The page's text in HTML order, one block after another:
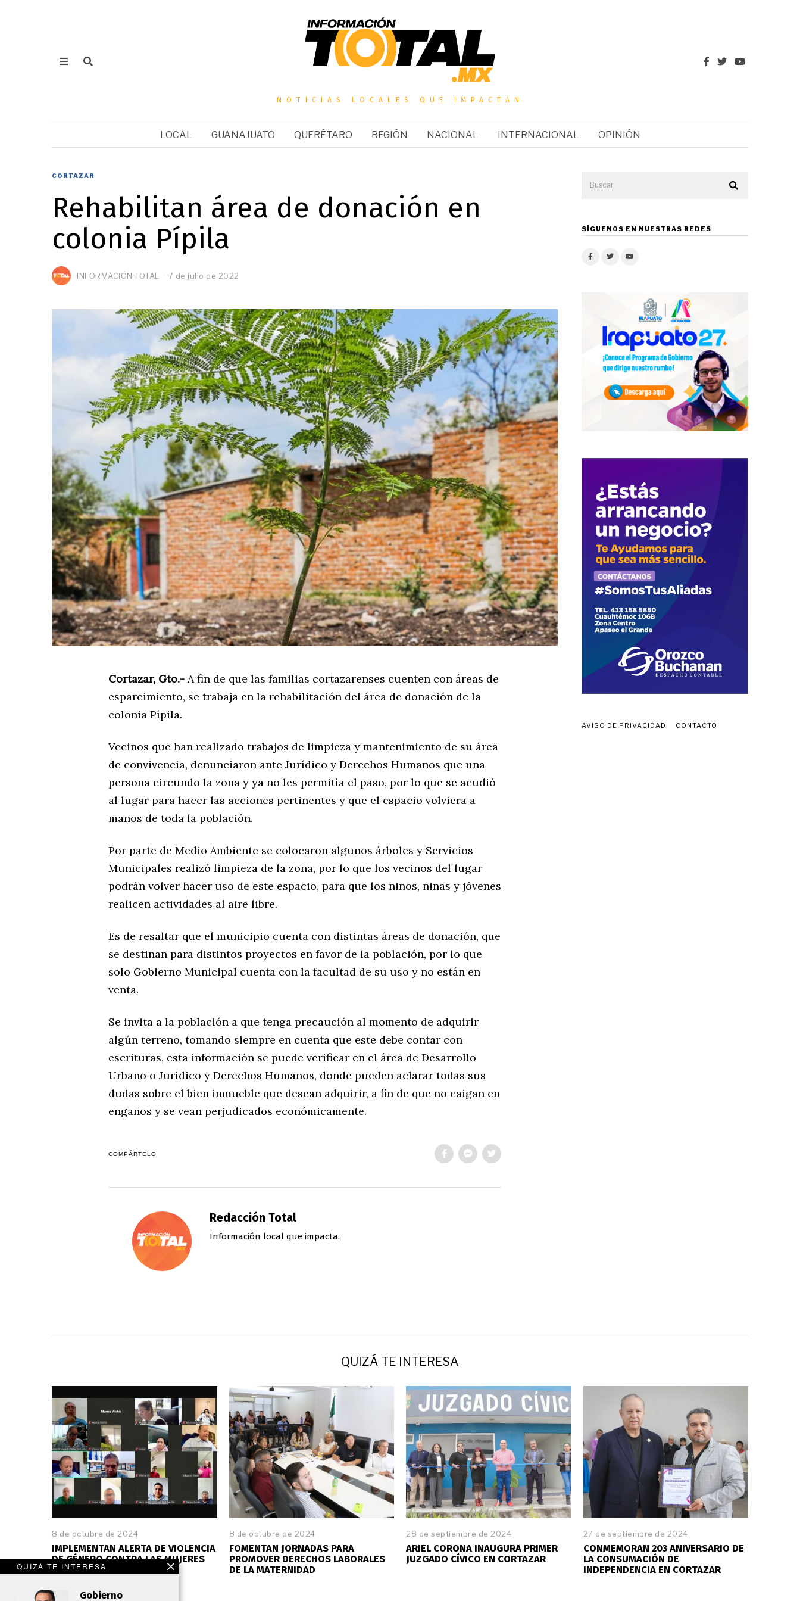
NOTICIAS LOCALES QUE IMPACTAN
LOCAL GUANAJUATO QUERÉTARO REGIÓN NACIONAL INTERNACIONAL OPINIÓN
CORTAZAR
Rehabilitan área de donación en
colonia Pípila
INFORMACIÓN TOTAL 7 de julio de 2022
Cortazar, Gto.- A fin de que las familias cortazarenses cuenten con áreas de
esparcimiento, se trabaja en la rehabilitación del área de donación de la
colonia Pípila.
Vecinos que han realizado trabajos de limpieza y mantenimiento de su área
de convivencia, denunciaron ante Jurídico y Derechos Humanos que una
persona circundo la zona y ya no les permitía el paso, por lo que se acudió
al lugar para hacer las acciones pertinentes y que el espacio volviera a
manos de toda la población.
Por parte de Medio Ambiente se colocaron algunos árboles y Servicios
Municipales realizó limpieza de la zona, por lo que los vecinos del lugar
podrán volver hacer uso de este espacio, para que los niños, niñas y jóvenes
realicen actividades al aire libre.
Es de resaltar que el municipio cuenta con distintas áreas de donación, que
se destinan para distintos proyectos en favor de la población, por lo que
solo Gobierno Municipal cuenta con la facultad de su uso y no están en
venta.
Se invita a la población a que tenga precaución al momento de adquirir
algún terreno, tomando siempre en cuenta que este debe contar con
escrituras, esta información se puede verificar en el área de Desarrollo
Urbano o Jurídico y Derechos Humanos, donde pueden aclarar todas sus
dudas sobre el bien inmueble que desean adquirir, a fin de que no caigan en
engaños y se vean perjudicados económicamente.
COMPÁRTELO
Redacción Total
Información local que impacta.
SÍGUENOS EN NUESTRAS REDES
AVISO DE PRIVACIDAD CONTACTO
QUIZÁ TE INTERESA
Gobierno
QUIZÁ TE INTERESA
8 de octubre de 2024
IMPLEMENTAN ALERTA DE VIOLENCIA
DE GÉNERO CONTRA LAS MUJERES
EN CORTAZAR
8 de octubre de 2024
FOMENTAN JORNADAS PARA
PROMOVER DERECHOS LABORALES
DE LA MATERNIDAD
28 de septiembre de 2024
ARIEL CORONA INAUGURA PRIMER
JUZGADO CÍVICO EN CORTAZAR
27 de septiembre de 2024
CONMEMORAN 203 ANIVERSARIO DE
LA CONSUMACIÓN DE
INDEPENDENCIA EN CORTAZAR